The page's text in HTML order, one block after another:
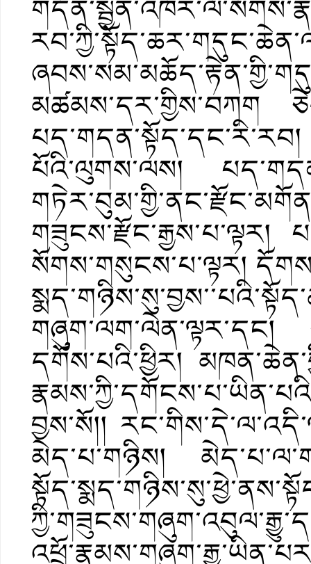
མཚམས་དར་གྱིས་བཀག
པོའི་ལུགས་ལས།
གཟུངས་རྫོང་རྒྱས་པ་ལྟར།
སོགས་གསུངས་པ་ལྟར།
གཞུག་ལག་ལེན་ལྟར་དང།
དགོས་པའི་ཕྱིར།
བྱས་སོ།།
མེད་པ་གཉིས།